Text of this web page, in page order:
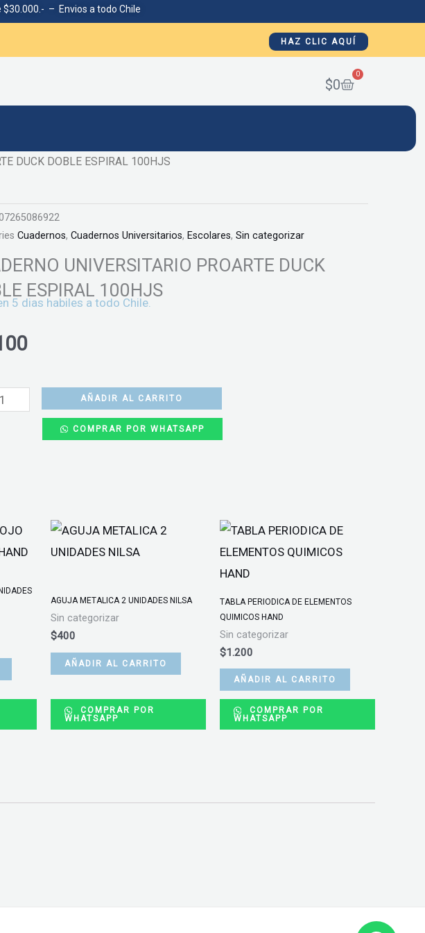
– Envios a todo Chile
HAZ CLIC AQUÍ
$0
0
Cart
DUCK DOBLE ESPIRAL 100HJS
Cuadernos, Cuadernos Universitarios, Escolares, Sin categorizar
UNIVERSITARIO PROARTE DUCK
ESPIRAL 100HJS
5 dias habiles a todo Chile.
AÑADIR AL CARRITO
COMPRAR POR WHATSAPP
AGUJA METALICA 2 UNIDADES NILSA
Sin categorizar
$400
AÑADIR AL CARRITO
COMPRAR POR
WHATSAPP
TABLA PERIODICA DE ELEMENTOS
QUIMICOS HAND
Sin categorizar
$1.200
AÑADIR AL CARRITO
COMPRAR POR
WHATSAPP